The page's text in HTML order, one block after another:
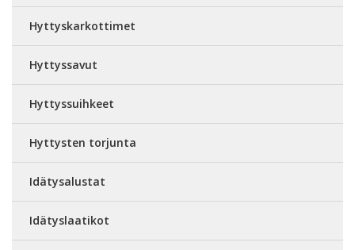
Hyttyskarkottimet
Hyttyssavut
Hyttyssuihkeet
Hyttysten torjunta
Idätysalustat
Idätyslaatikot